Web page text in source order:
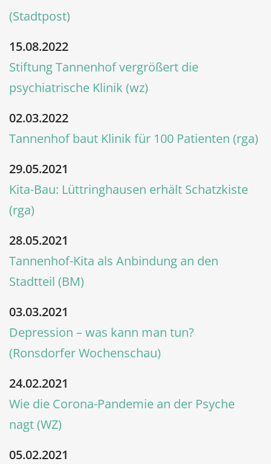
(Stadtpost)
15.08.2022
Stiftung Tannenhof vergrößert die
psychiatrische Klinik (wz)
02.03.2022
Tannenhof baut Klinik für 100 Patienten (rga)
29.05.2021
Kita-Bau: Lüttringhausen erhält Schatzkiste
(rga)
28.05.2021
Tannenhof-Kita als Anbindung an den
Stadtteil (BM)
03.03.2021
Depression – was kann man tun?
(Ronsdorfer Wochenschau)
24.02.2021
Wie die Corona-Pandemie an der Psyche
nagt (WZ)
05.02.2021